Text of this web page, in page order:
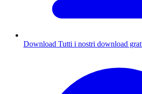
Download Tutti i nostri download